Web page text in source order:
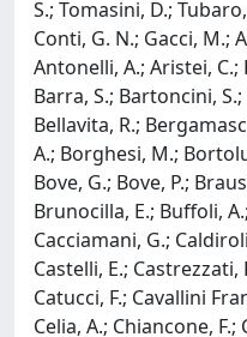
S.; Tomasini, D.;
Conti, G. N.; Gacci, M.;
Antonelli, A.; Aristei, C.;
Barra, S.; Bartoncini,
Bellavita, R.;
A.; Borghesi, M.;
Bove, G.; Bove, P.;
Brunocilla, E.; Buffoli,
Cacciamani, G.;
Castelli, E.; Castrezzati,
Catucci, F.; Cavallini
Celia, A.; Chiancone, F.;